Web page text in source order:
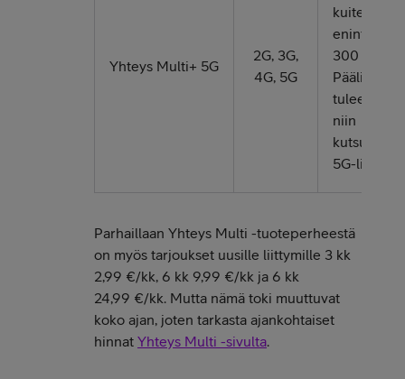
Yhteys Multi+ 5G
2G, 3G,
4G, 5G
kuitenkin
enintään
300 Mbit/s.
tulee olla
niin
kutsuttu
5G-liittymä.
Parhaillaan Yhteys Multi -tuoteperheestä
on myös tarjoukset uusille liittymille 3 kk
2,99 €/kk, 6 kk 9,99 €/kk ja 6 kk
24,99 €/kk. Mutta nämä toki muuttuvat
koko ajan, joten tarkasta ajankohtaiset
hinnat Yhteys Multi -sivulta.